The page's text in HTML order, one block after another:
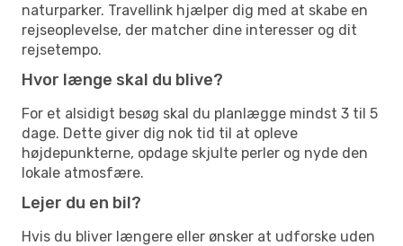
naturparker. Travellink hjælper dig med at skabe en
rejseoplevelse, der matcher dine interesser og dit
rejsetempo.
Hvor længe skal du blive?
For et alsidigt besøg skal du planlægge mindst 3 til 5
dage. Dette giver dig nok tid til at opleve
højdepunkterne, opdage skjulte perler og nyde den
lokale atmosfære.
Lejer du en bil?
Hvis du bliver længere eller ønsker at udforske uden